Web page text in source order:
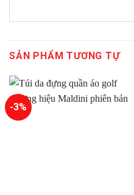
SẢN PHẨM TƯƠNG TỰ
-3%